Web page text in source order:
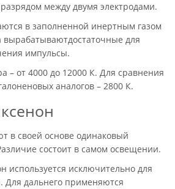
между двумя электродами.
в заполненной инертным газом
вырабатываютдостаточные для
импульсы.
– от 4000 до 12000 К. Для сравнения
аналогов – 2800 К.
в своей основе одинаковый
состоит в самом освещении.
используется исключительно для
Для дальнего применяются